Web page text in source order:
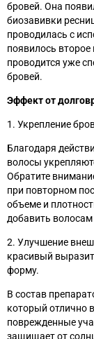
бровей. Она
биозавивки
проводилась с
появилось
проводится уже
бровей.
Эффект от
1. Укрепление
Благодаря
волосы
Обратите
при повторном
объеме и
добавить
2. Улучшение
красивый
форму.
В состав
который отлично
поврежденные
защищает от